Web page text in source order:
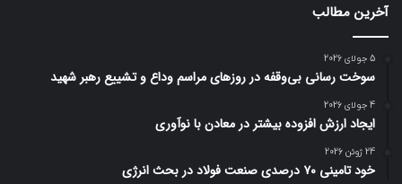
آخرین مطالب
5 جولای 2026
سوخت رسانی بی‌وقفه در روز‌های مراسم وداع و تشییع رهبر شهید
4 جولای 2026
ایجاد ارزش افزوده بیشتر در معادن با نوآوری
24 ژوئن 2026
خود تامینی ۷۰ درصدی صنعت فولاد در بحث انرژی